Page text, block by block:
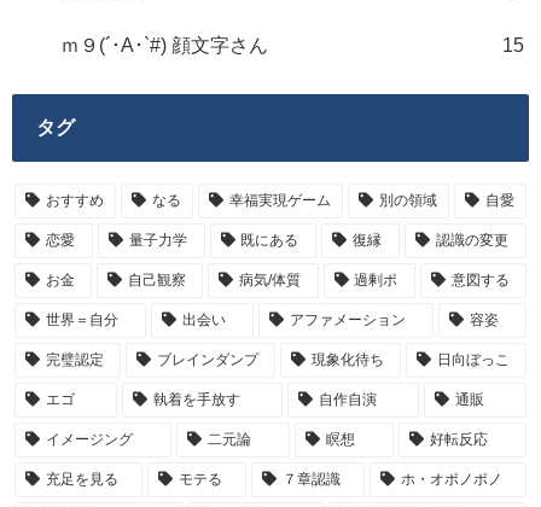
ｍ９(´･A･`#) 顔文字さん 15
タグ
おすすめ なる 幸福実現ゲーム 別の領域 自愛
恋愛 量子力学 既にある 復縁 認識の変更
お金 自己観察 病気/体質 過剰ポ 意図する
世界＝自分 出会い アファメーション 容姿
完璧認定 ブレインダンプ 現象化待ち 日向ぼっこ
エゴ 執着を手放す 自作自演 通販
イメージング 二元論 瞑想 好転反応
充足を見る モテる ７章認識 ホ・オポノポノ